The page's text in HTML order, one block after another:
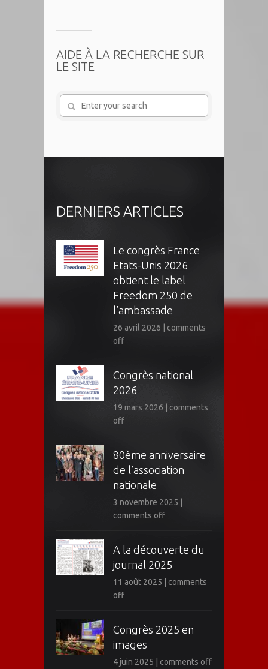
AIDE À LA RECHERCHE SUR
LE SITE
DERNIERS ARTICLES
Le congrès France
Etats-Unis 2026
obtient le label
Freedom 250 de
l’ambassade
26 avril 2026
comments
off
Congrès national
2026
19 mars 2026
comments
off
80ème anniversaire
de l’association
nationale
3 novembre 2025
comments off
A la découverte du
journal 2025
11 août 2025
comments
off
Congrès 2025 en
images
4 juin 2025 comments off